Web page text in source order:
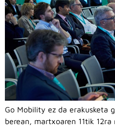
Go Mobility ez da erakusketa
berean, martxoaren 11tik